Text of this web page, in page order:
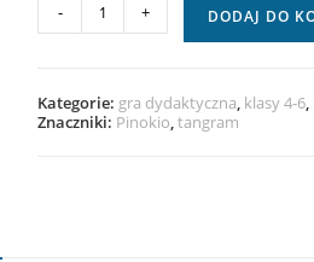
- + DODAJ DO
Kategorie: gra dydaktyczna, klasy 4-6,
Znaczniki: Pinokio,tangram